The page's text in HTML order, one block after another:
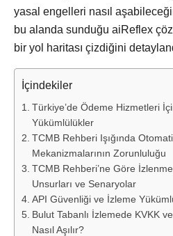
yasal engelleri nasıl
bu alanda sunduğu aiReflex
bir yol haritası çizdiğini
İçindekiler
Türkiye’de Ödeme Hizmetleri
Yükümlülükler
TCMB Rehberi Işığında
Mekanizmalarının Zorunluluğu
TCMB Rehberi’ne Göre
Unsurları ve Senaryolar
API Güvenliği ve İzleme
Bulut Tabanlı İzlemede KVKK
Nasıl Aşılır?